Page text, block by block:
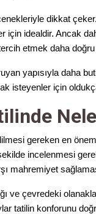
dikkat
için idealdir. Ancak
etmek daha doğru
yapısıyla daha
isteyenler için
gereken en
incelenmesi
mahremiyet
ve çevredeki
tatilin konforunu